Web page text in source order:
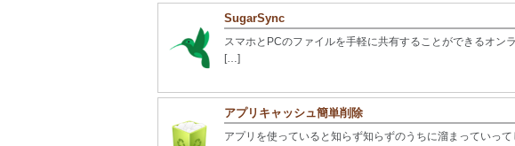
SugarSync
スマホとPCのファイルを手軽に共有することができるオン
[…]
アプリキャッシュ簡単削除
アプリを使っていると知らず知らずのうちに溜まっていっ